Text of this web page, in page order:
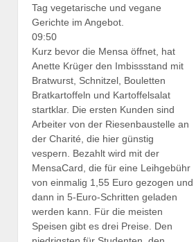
Tag vegetarische und vegane
Gerichte im Angebot.
09:50
Kurz bevor die Mensa öffnet, hat
Anette Krüger den Imbissstand mit
Bratwurst, Schnitzel, Bouletten
Bratkartoffeln und Kartoffelsalat
startklar. Die ersten Kunden sind
Arbeiter von der Riesenbaustelle an
der Charité, die hier günstig
vespern. Bezahlt wird mit der
MensaCard, die für eine Leihgebühr
von einmalig 1,55 Euro gezogen und
dann in 5-Euro-Schritten geladen
werden kann. Für die meisten
Speisen gibt es drei Preise. Den